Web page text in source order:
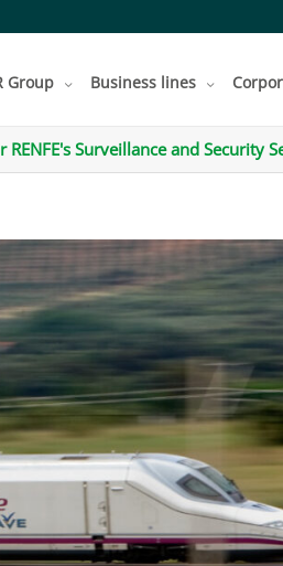
Group Business lines
Surveillance and Security